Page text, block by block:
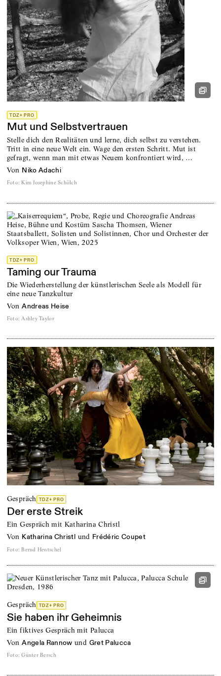
TDZ+ PRO
Mut und Selbstvertrauen
Stelle dich den Realitäten und lerne, dich selbst zu verstehen.
Tritt in eine neue Welt ein. Wage den ersten Schritt. Mut ist
gefragt, wenn man mit etwas Neuem konfrontiert wird, …
von Niko Adachi
Foto: Kim Josephine Schölch
TDZ+ PRO
Taming our Trauma
Die Wiederherstellung der künstlerischen Seele als Modell für
eine neue Tanzkultur
von Andreas Heise
Foto: Ashley Taylor
Gespräch TDZ+ PRO
Der erste Streik
Ein Gespräch mit Katharina Christl
von Katharina Christl und Frédéric Coupet
Foto: Bernd Hentschel
Gespräch TDZ+ PRO
Sie haben ihr Geheimnis
Ein fiktives Gespräch mit Palucca
von Angela Rannow und Gret Palucca
Foto: Günter Bersch